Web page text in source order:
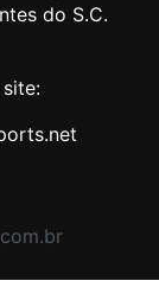
do S.C.